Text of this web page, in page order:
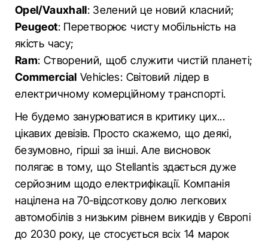
Opel/Vauxhall: Зелений це новий класний;
Peugeot: Перетворює чисту мобільність на
якість часу;
Ram: Створений, щоб служити чистій планеті;
Commercial Vehicles: Світовий лідер в
електричному комерційному транспорті.
Не будемо занурюватися в критику цих...
цікавих девізів. Просто скажемо, що деякі,
безумовно, гірші за інші. Але висновок
полягає в тому, що Stellantis здається дуже
серйозним щодо електрифікації. Компанія
націлена на 70-відсоткову долю легкових
автомобілів з низьким рівнем викидів у Європі
до 2030 року, це стосується всіх 14 марок